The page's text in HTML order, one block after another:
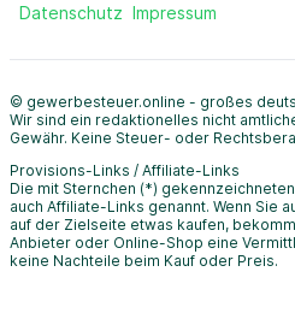
Datenschutz Impressum
© gewerbesteuer.online - großes
Wir sind ein redaktionelles nicht
Gewähr. Keine Steuer- oder
Provisions-Links / Affiliate-Links
Die mit Sternchen (*)
auch Affiliate-Links genannt. Wenn Sie
auf der Zielseite etwas kaufen,
Anbieter oder Online-Shop eine
keine Nachteile beim Kauf oder Preis.